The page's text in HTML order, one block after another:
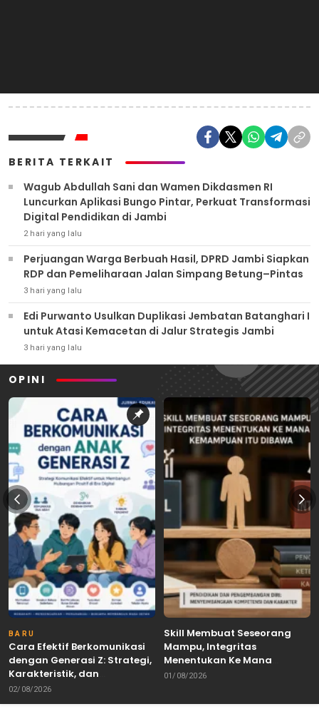
BERITA TERKAIT
Wagub Abdullah Sani dan Wamen Dikdasmen RI
Luncurkan Aplikasi Bungo Pintar, Perkuat Transformasi
Digital Pendidikan di Jambi
2 hari yang lalu
Perjuangan Warga Berbuah Hasil, DPRD Jambi Siapkan
RDP dan Pemeliharaan Jalan Simpang Betung–Pintas
3 hari yang lalu
Edi Purwanto Usulkan Duplikasi Jembatan Batanghari I
untuk Atasi Kemacetan di Jalur Strategis Jambi
3 hari yang lalu
OPINI
BARU
Cara Efektif Berkomunikasi
dengan Generasi Z: Strategi,
Karakteristik, dan
Tantangannya
02/08/2026
Skill Membuat Seseorang
Mampu, Integritas
Menentukan Ke Mana
Kemampuan Itu Dibawa
01/08/2026